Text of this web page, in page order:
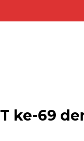
ke-69